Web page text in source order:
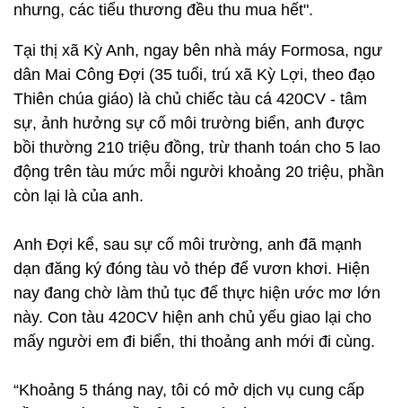
nhưng, các tiểu thương đều thu mua hết".
Tại thị xã Kỳ Anh, ngay bên nhà máy Formosa, ngư
dân Mai Công Đợi (35 tuổi, trú xã Kỳ Lợi, theo đạo
Thiên chúa giáo) là chủ chiếc tàu cá 420CV - tâm
sự, ảnh hưởng sự cố môi trường biển, anh được
bồi thường 210 triệu đồng, trừ thanh toán cho 5 lao
động trên tàu mức mỗi người khoảng 20 triệu, phần
còn lại là của anh.
Anh Đợi kể, sau sự cố môi trường, anh đã mạnh
dạn đăng ký đóng tàu vỏ thép để vươn khơi. Hiện
nay đang chờ làm thủ tục để thực hiện ước mơ lớn
này. Con tàu 420CV hiện anh chủ yếu giao lại cho
mấy người em đi biển, thi thoảng anh mới đi cùng.
“Khoảng 5 tháng nay, tôi có mở dịch vụ cung cấp